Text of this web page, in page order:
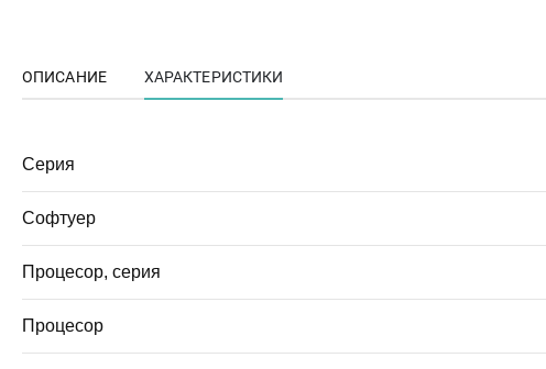
ОПИСАНИЕ ХАРАКТЕРИСТИКИ
Серия
Софтуер
Процесор, серия
Процесор